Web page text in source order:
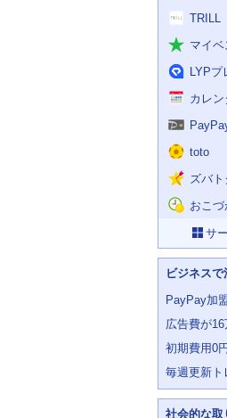
TRILL
マイベ
LYPプ
カレン
toto
ズバト
おこ
サ
ビジネス
PayPay加
広告費が
初期費用0
毎週更新ト
社会的な取